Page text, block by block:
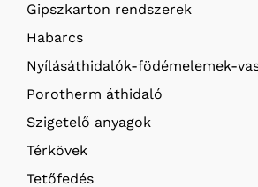
Gipszkarton rendszerek
Habarcs
Nyílásáthidalók-födémelemek-
Porotherm áthidaló
Szigetelő anyagok
Térkövek
Tetőfedés